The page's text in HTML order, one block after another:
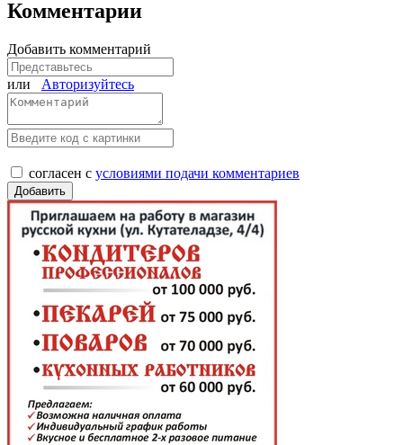
Комментарии
Добавить комментарий
или Авторизуйтесь
согласен с условиями подачи комментариев